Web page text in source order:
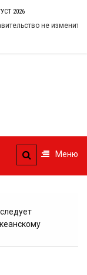
2026
не изменит
Меню